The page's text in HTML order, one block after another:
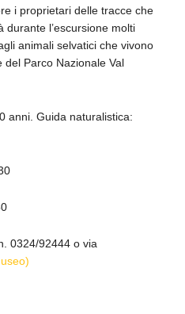
i proprietari delle tracce che
l’escursione molti
animali selvatici che vivono
del Parco Nazionale Val
anni. Guida naturalistica:
0324/92444 o via